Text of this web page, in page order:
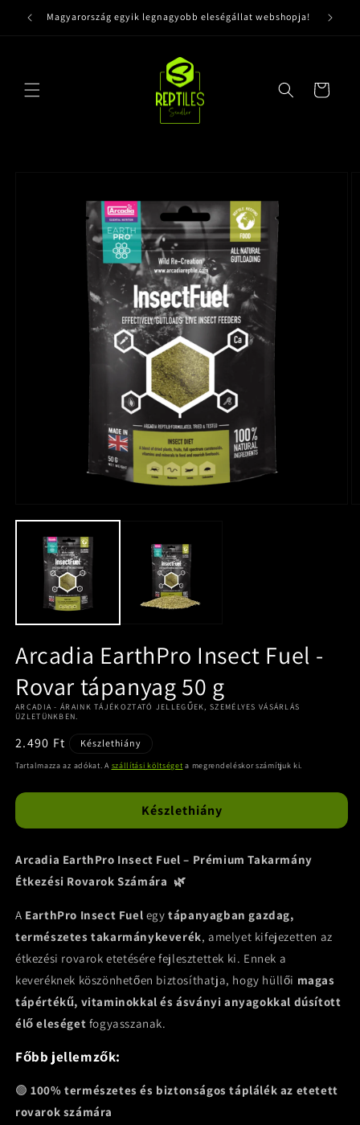
tartalomhoz
Magyarország egyik legnagyobb eleségállat webshopja!
Kosár
termékadatokra
Arcadia EarthPro Insect Fuel -
Rovar tápanyag 50 g
ARCADIA - ÁRAINK TÁJÉKOZTATÓ JELLEGŰEK, SZEMÉLYES VÁSÁRLÁS
ÜZLETÜNKBEN.
Normál
ár
2.490 Ft Készlethiány
Tartalmazza az adókat. A szállítási költséget a megrendeléskor számítjuk ki.
Készlethiány
Arcadia EarthPro Insect Fuel – Prémium Takarmány
Étkezési Rovarok Számára 🌿
A EarthPro Insect Fuel egytápanyagban gazdag,
természetes takarmánykeverék, amelyet kifejezetten az
étkezési rovarok etetésére fejlesztettek ki. Ennek a
keveréknek köszönhetően biztosíthatja, hogy hüllői magas
tápértékű, vitaminokkal és ásványi anyagokkal dúsított
élő eleséget fogyasszanak.
Főbb jellemzők:
🟢100% természetes és biztonságos táplálék az etetett
rovarok számára